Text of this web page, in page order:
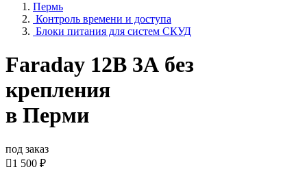
Пермь
Контроль времени и доступа
Блоки питания для систем СКУД
Faraday 12В 3А без
крепления
в Перми
под заказ
1 500 ₽